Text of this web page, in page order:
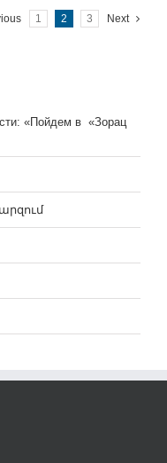
1 2 3 Next
«Пойдем в «Зорац